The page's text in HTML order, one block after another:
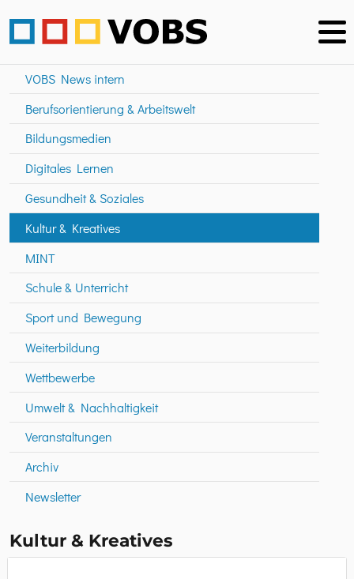
VOBS News intern
Berufsorientierung & Arbeitswelt
Bildungsmedien
Digitales Lernen
Gesundheit & Soziales
Kultur & Kreatives
MINT
Schule & Unterricht
Sport und Bewegung
Weiterbildung
Wettbewerbe
Umwelt & Nachhaltigkeit
Veranstaltungen
Archiv
Newsletter
Kultur & Kreatives